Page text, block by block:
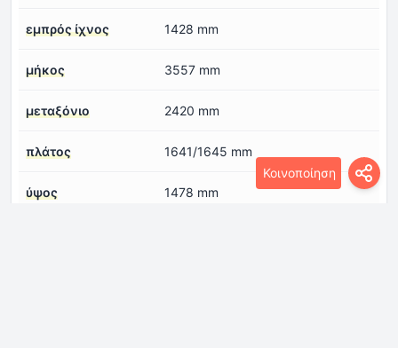
Κοινοποίηση
εμπρός ίχνος 1428 mm
μήκος 3557 mm
μεταξόνιο 2420 mm
πλάτος 1641/1645 mm
ύψος 1478 mm